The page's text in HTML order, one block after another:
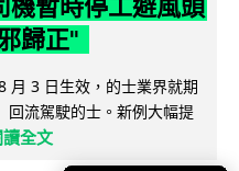
機暫時停工避風頭
歸正"
月 3 日生效，的士業界就期
回流駕駛的士。新例大幅提
讀全文